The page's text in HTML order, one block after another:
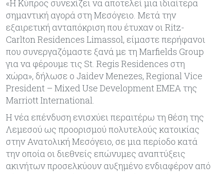
«Η Κύπρος συνεχίζει να αποτελεί μια ιδιαίτερα
σημαντική αγορά στη Μεσόγειο. Μετά την
εξαιρετική ανταπόκριση που έτυχαν οι Ritz-
Carlton Residences Limassol, είμαστε περήφανοι
που συνεργαζόμαστε ξανά με τη Marfields Group
για να φέρουμε τις St. Regis Residences στη
χώρα», δήλωσε ο Jaidev Menezes, Regional Vice
President – Mixed Use Development EMEA της
Marriott International.
Η νέα επένδυση ενισχύει περαιτέρω τη θέση της
Λεμεσού ως προορισμού πολυτελούς κατοικίας
στην Ανατολική Μεσόγειο, σε μια περίοδο κατά
την οποία οι διεθνείς επώνυμες αναπτύξεις
ακινήτων προσελκύουν αυξημένο ενδιαφέρον από